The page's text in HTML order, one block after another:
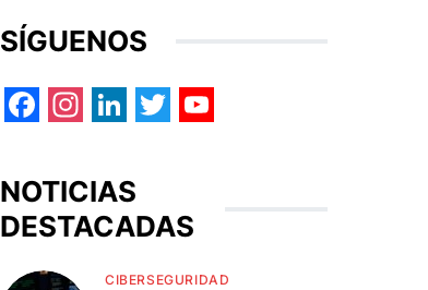
SÍGUENOS
NOTICIAS
DESTACADAS
CIBERSEGURIDAD